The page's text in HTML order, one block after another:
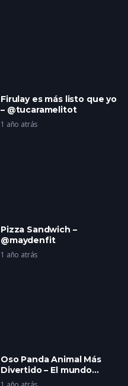
Firulay es más listo que yo
– @tucaramelitot
1 año atrás
Pizza Sandwich –
@maydenfit
1 año atrás
Oso Panda Animal Más
Divertido – El mundo
asombroso